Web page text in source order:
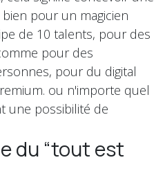
pour un magicien
de 10 talents, pour des
pour des
pour du digital
ou n'importe quel
une possibilité de
du “tout est